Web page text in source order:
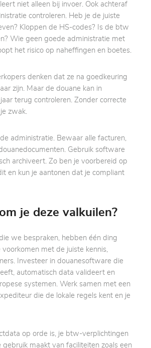
niet alleen bij invoer. Ook achteraf
controleren. Heb je de juiste
Kloppen de HS-codes? Is de btw
Wie geen goede administratie met
het risico op naheffingen en boetes.
denken dat ze na goedkeuring
zijn. Maar de douane kan in
terug controleren. Zonder correcte
zwak.
administratie. Bewaar alle facturen,
Gebruik software
archiveert. Zo ben je voorbereid op
en kun je aantonen dat je compliant
je deze valkuilen?
we bespraken, hebben één ding
voorkomen met de juiste kennis,
Investeer in douanesoftware die
automatisch data valideert en
systemen. Werk samen met een
die de lokale regels kent en je
op orde is, je btw-verplichtingen
gebruik maakt van faciliteiten zoals een